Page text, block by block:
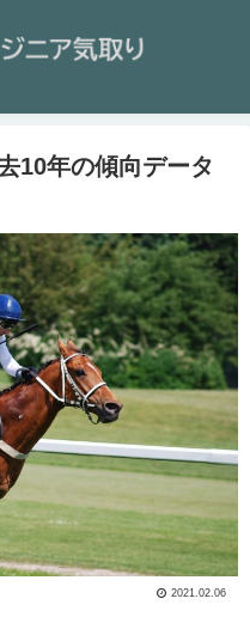
10年の傾向データ
2021.02.06